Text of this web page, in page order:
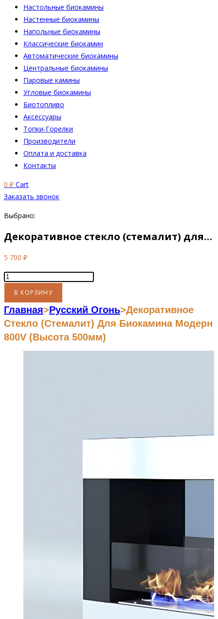
Настoльные биокамины
Настенные биокамины
Напольные биокамины
Классические биокамин
Автоматические биокамины
Центральные биокамины
Паровые камины
Угловые биокамины
Биотопливо
Аксессуары
Топки-Горелки
Производители
Оплата и доставка
Контакты
0 ₽ Cart
Заказать звонок
Выбрано:
Декоративное стекло (стемалит) для…
5 700 ₽
Количество
товара
Декоративное
стекло
(стемалит)
для
биокамина
В КОРЗИНУ
Главная>Русский Огонь>Декоративное
Стекло (стемалит) Для Биокамина Модерн
800V (высота 500мм)